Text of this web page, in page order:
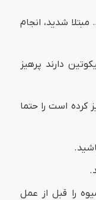
شدید، انجام
دارند پرهیز
کرده است را حتما
را قبل از عمل